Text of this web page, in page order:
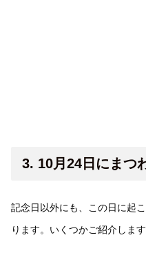
3. 10月24日にまつ
記念日以外にも、この日に起
ります。いくつかご紹介します